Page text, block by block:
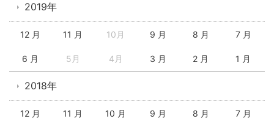
2019年
12 月 11 月 10月 9 月 8 月 7 月
6 月 5月 4月 3 月 2 月 1 月
2018年
12 月 11 月 10 月 9 月 8 月 7 月